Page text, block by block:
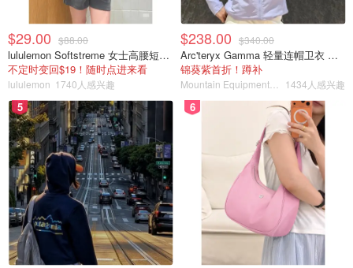
$29.00 $88.00
lululemon Softstreme 女士高腰短裤 10cm
不定时变回$19！随时点进来看
lululemon 1740人感兴趣
$238.00 $340.00
Arc'teryx Gamma 轻量连帽卫衣 女款
锦葵紫首折！蹲补
1434人感兴趣
5 6